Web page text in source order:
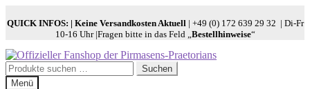
QUICK INFOS: | Keine Versandkosten Aktuell | +49 (0) 172 639 29 32 | Di-Fr
10-16 Uhr |Fragen bitte in das Feld „Bestellhinweise“
Zur
Navigation
springen
Zum
Inhalt
springen
Suchen
nach:
Suchen
Menü